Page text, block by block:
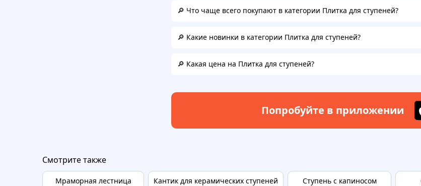
🔎 Что чаще всего покупают в категории Плитка для ступеней?
🔎 Какие новинки в категории Плитка для ступеней?
🔎 Какая цена на Плитка для ступеней?
Попробуйте в приложении
Смотрите также
Мраморная лестница Кантик для керамических ступеней Ступень с капиносом